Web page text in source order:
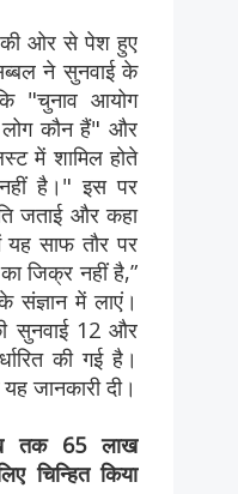
ओर से पेश हुए
ने सुनवाई के
"चुनाव आयोग
कौन हैं" और
में शामिल होते
है।" इस पर
जताई और कहा
यह साफ तौर पर
जिक्र नहीं है,”
संज्ञान में लाएं।
सुनवाई 12 और
की गई है।
जानकारी दी।
तक 65 लाख
चिन्हित किया